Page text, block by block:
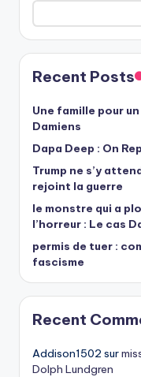
Recent Posts
Une famille pour
Damiens
Dapa Deep : On
Trump ne s’y
rejoint la guerre
le monstre qui a
l’horreur : Le cas
permis de tuer :
fascisme
Recent
Addison1502 sur
Dolph Lundgren